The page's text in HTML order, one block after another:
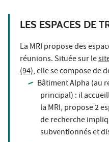
LES ESPACES DE
La MRI propose des
réunions. Située sur le
(94), elle se compose de
Bâtiment Alpha (au
principal) : il
la MRI, propose 2
de recherche
subventionnés et